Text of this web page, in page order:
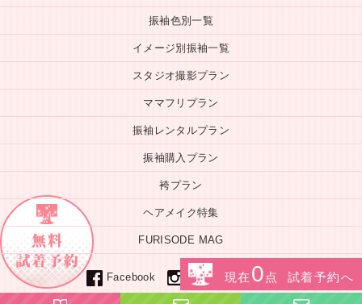
現在 0 点 試着予約へ
振袖色別一覧
イメージ別振袖一覧
スタジオ撮影プラン
ママフリプラン
振袖レンタルプラン
振袖購入プラン
袴プラン
ヘアメイク特集
FURISODE MAG
Facebook instagram Line